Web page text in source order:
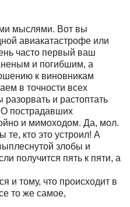
мыслями. Вот вы
авиакатастрофе или
часто первый ваш
и погибшим, а
к виновникам
в точности всех
разорвать и растоптать
пострадавших
и мимоходом. Да, мол.
кто это устроил! А
злобы и
получится пять к пяти, а
и тому, что происходит в
то же самое,